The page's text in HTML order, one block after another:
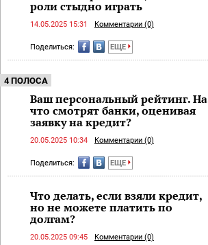
роли стыдно играть
14.05.2025 15:31 Комментарии (0)
Поделиться: ЕЩЕ
4 ПОЛОСА
Ваш персональный рейтинг. На
что смотрят банки, оценивая
заявку на кредит?
20.05.2025 10:34 Комментарии (0)
Поделиться: ЕЩЕ
Что делать, если взяли кредит,
но не можете платить по
долгам?
20.05.2025 09:45 Комментарии (0)